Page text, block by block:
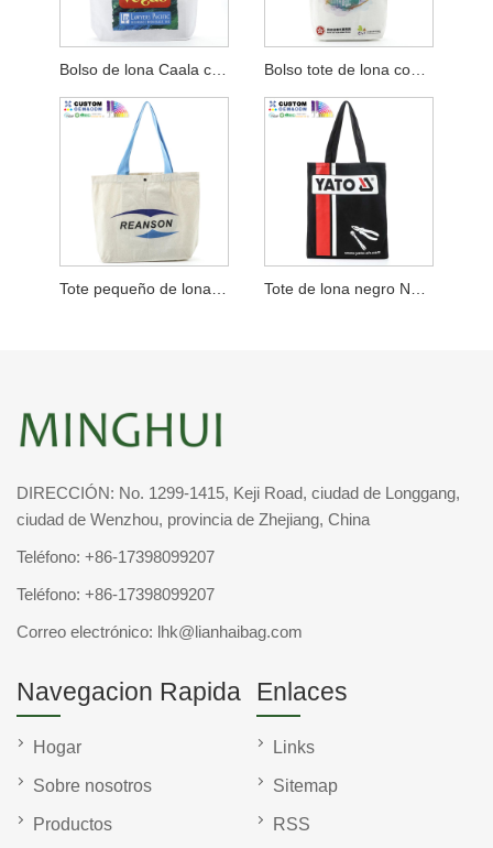
Bolso de lona Caala con refuerzo inferior
DIRECCIÓN: No. 1299-1415, Keji Road, ciudad de Longgang,
ciudad de Wenzhou, provincia de Zhejiang, China
Teléfono: +86-17398099207
Teléfono: +86-17398099207
Correo electrónico: lhk@lianhaibag.com
Navegacion Rapida
Hogar
Sobre nosotros
Productos
Enlaces
Links
Sitemap
RSS